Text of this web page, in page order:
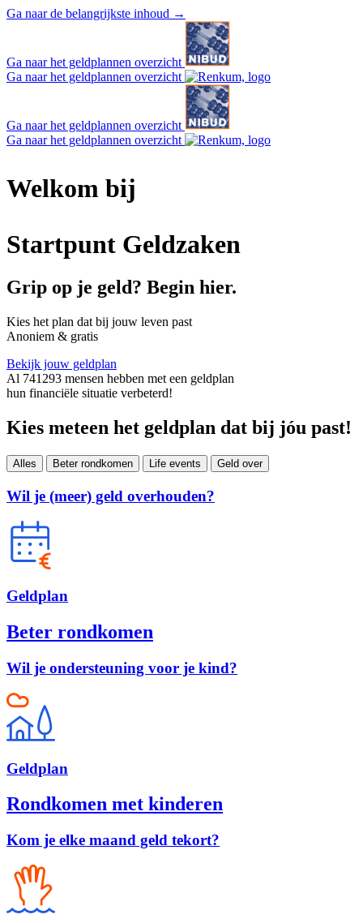
Ga naar de belangrijkste inhoud →
Ga naar het geldplannen overzicht
Ga naar het geldplannen overzicht
Ga naar het geldplannen overzicht
Ga naar het geldplannen overzicht
Welkom bij
Startpunt Geldzaken
Grip op je geld? Begin hier.
Kies het plan dat bij jouw leven past
Anoniem & gratis
Bekijk jouw geldplan
Al 741293 mensen hebben met een geldplan
hun financiële situatie verbeterd!
Kies meteen het geldplan dat bij jóu past!
Alles Beter rondkomen Life events Geld over
Wil je (meer) geld overhouden?
Geldplan
Beter rondkomen
Wil je ondersteuning voor je kind?
Geldplan
Rondkomen met kinderen
Kom je elke maand geld tekort?